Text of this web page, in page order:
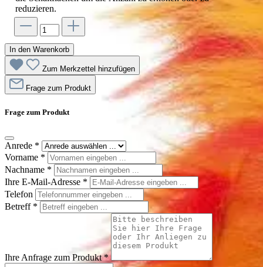
reduzieren.
In den Warenkorb
Zum Merkzettel hinzufügen
Frage zum Produkt
Frage zum Produkt
Anrede *
Vorname *
Nachname *
Ihre E-Mail-Adresse *
Telefon
Betreff *
Ihre Anfrage zum Produkt*